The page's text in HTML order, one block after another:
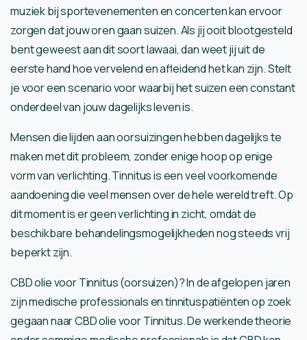
muziek bij sportevenementen en concerten kan ervoor
zorgen dat jouw oren gaan suizen. Als jij ooit blootgesteld
bent geweest aan dit soort lawaai, dan weet jij uit de
eerste hand hoe vervelend en afleidend het kan zijn. Stelt
je voor een scenario voor waarbij het suizen een constant
onderdeel van jouw dagelijks leven is.
Mensen die lijden aan oorsuizingen hebben dagelijks te
maken met dit probleem, zonder enige hoop op enige
vorm van verlichting. Tinnitus is een veel voorkomende
aandoening die veel mensen over de hele wereld treft. Op
dit moment is er geen verlichting in zicht, omdat de
beschikbare behandelingsmogelijkheden nog steeds vrij
beperkt zijn.
CBD olie voor Tinnitus (oorsuizen)? In de afgelopen jaren
zijn medische professionals en tinnituspatiënten op zoek
gegaan naar CBD olie voor Tinnitus. De werkende theorie